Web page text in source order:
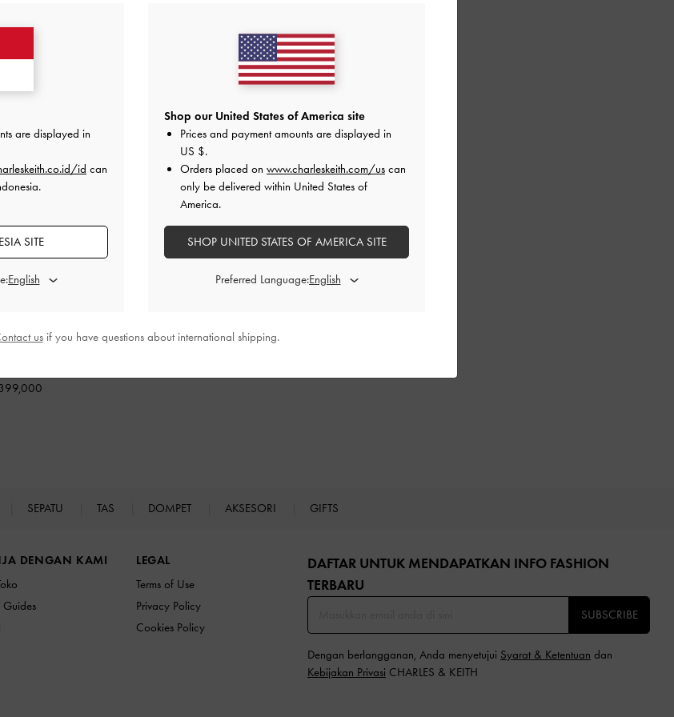
IN STOCK
SEPATU TAS DOMPET AKSESORI GIFTS
DENGAN KAMI
Guides
LEGAL
Terms of Use
Privacy Policy
Cookies Policy
DAFTAR UNTUK MENDAPATKAN INFO FASHION
TERBARU​
SUBSCRIBE
Dengan berlangganan, Anda menyetujui Syarat & Ketentuan dan
Kebijakan Privasi CHARLES & KEITH
are displayed in
id can
SITE
Shop our United States of America site
Prices and payment amounts are displayed in
US $.
Orders placed on www.charleskeith.com/us can
only be delivered within United States of
America.
SHOP UNITED STATES OF AMERICA SITE
Preferred Language:
usif you have questions about international shipping.